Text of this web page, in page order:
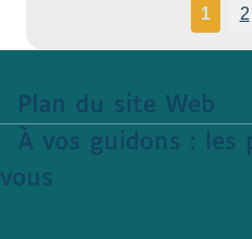
1 2
Plan du site Web
À vos guidons : les
vous